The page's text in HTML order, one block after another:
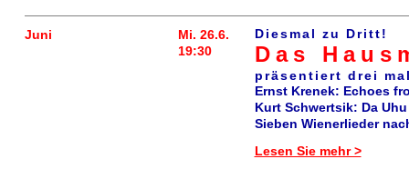
Juni
Mi. 26.6.
19:30
Diesmal zu Dritt!
Das
präsentiert drei
Ernst Krenek: Echoes
Kurt Schwertsik: Da
Sieben Wienerlieder
Lesen Sie mehr >